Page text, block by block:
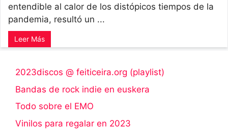
entendible al calor de los distópicos tiempos de la
pandemia, resultó un ...
Leer Más
2023discos @ feiticeira.org (playlist)
Bandas de rock indie en euskera
Todo sobre el EMO
Vinilos para regalar en 2023